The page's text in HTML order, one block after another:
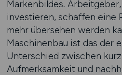
Markenbildes.
investieren, schaffen eine
mehr übersehen werden
Maschinenbau ist das der
Unterschied zwischen
Aufmerksamkeit und